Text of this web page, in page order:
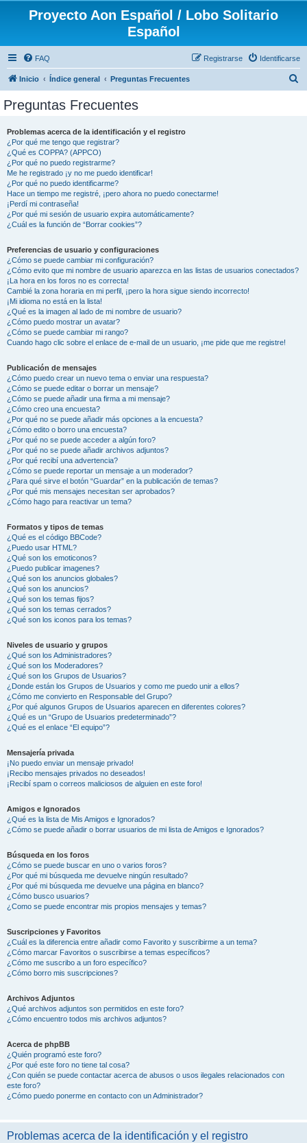
Proyecto Aon Español / Lobo Solitario
Español
FAQ Identificarse
Registrarse
Inicio Índice general Preguntas Frecuentes
Preguntas Frecuentes
Problemas acerca de la identificación y el registro
¿Por qué me tengo que registrar?
¿Qué es COPPA? (APPCO)
¿Por qué no puedo registrarme?
Me he registrado ¡y no me puedo identificar!
¿Por qué no puedo identificarme?
Hace un tiempo me registré, ¡pero ahora no puedo conectarme!
¡Perdí mi contraseña!
¿Por qué mi sesión de usuario expira automáticamente?
¿Cuál es la función de “Borrar cookies”?
Preferencias de usuario y configuraciones
¿Cómo se puede cambiar mi configuración?
¿Cómo evito que mi nombre de usuario aparezca en las listas de usuarios conectados?
¡La hora en los foros no es correcta!
Cambié la zona horaria en mi perfil, ¡pero la hora sigue siendo incorrecto!
¡Mi idioma no está en la lista!
¿Qué es la imagen al lado de mi nombre de usuario?
¿Cómo puedo mostrar un avatar?
¿Cómo se puede cambiar mi rango?
Cuando hago clic sobre el enlace de e-mail de un usuario, ¡me pide que me registre!
Publicación de mensajes
¿Cómo puedo crear un nuevo tema o enviar una respuesta?
¿Cómo se puede editar o borrar un mensaje?
¿Cómo se puede añadir una firma a mi mensaje?
¿Cómo creo una encuesta?
¿Por qué no se puede añadir más opciones a la encuesta?
¿Cómo edito o borro una encuesta?
¿Por qué no se puede acceder a algún foro?
¿Por qué no se puede añadir archivos adjuntos?
¿Por qué recibí una advertencia?
¿Cómo se puede reportar un mensaje a un moderador?
¿Para qué sirve el botón “Guardar” en la publicación de temas?
¿Por qué mis mensajes necesitan ser aprobados?
¿Cómo hago para reactivar un tema?
Formatos y tipos de temas
¿Qué es el código BBCode?
¿Puedo usar HTML?
¿Qué son los emoticonos?
¿Puedo publicar imagenes?
¿Qué son los anuncios globales?
¿Qué son los anuncios?
¿Qué son los temas fijos?
¿Qué son los temas cerrados?
¿Qué son los iconos para los temas?
Niveles de usuario y grupos
¿Qué son los Administradores?
¿Qué son los Moderadores?
¿Qué son los Grupos de Usuarios?
¿Donde están los Grupos de Usuarios y como me puedo unir a ellos?
¿Cómo me convierto en Responsable del Grupo?
¿Por qué algunos Grupos de Usuarios aparecen en diferentes colores?
¿Qué es un “Grupo de Usuarios predeterminado”?
¿Qué es el enlace “El equipo”?
Mensajería privada
¡No puedo enviar un mensaje privado!
¡Recibo mensajes privados no deseados!
¡Recibí spam o correos maliciosos de alguien en este foro!
Amigos e Ignorados
¿Qué es la lista de Mis Amigos e Ignorados?
¿Cómo se puede añadir o borrar usuarios de mi lista de Amigos e Ignorados?
Búsqueda en los foros
¿Cómo se puede buscar en uno o varios foros?
¿Por qué mi búsqueda me devuelve ningún resultado?
¿Por qué mi búsqueda me devuelve una página en blanco?
¿Cómo busco usuarios?
¿Como se puede encontrar mis propios mensajes y temas?
Suscripciones y Favoritos
¿Cuál es la diferencia entre añadir como Favorito y suscribirme a un tema?
¿Cómo marcar Favoritos o suscribirse a temas específicos?
¿Cómo me suscribo a un foro específico?
¿Cómo borro mis suscripciones?
Archivos Adjuntos
¿Qué archivos adjuntos son permitidos en este foro?
¿Cómo encuentro todos mis archivos adjuntos?
Acerca de phpBB
¿Quién programó este foro?
¿Por qué este foro no tiene tal cosa?
¿Con quién se puede contactar acerca de abusos o usos ilegales relacionados con
este foro?
¿Cómo puedo ponerme en contacto con un Administrador?
Problemas acerca de la identificación y el registro